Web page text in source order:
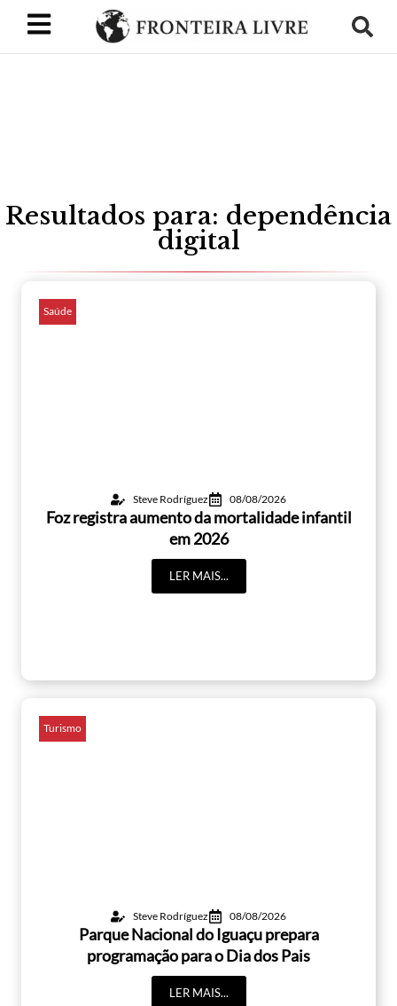
Resultados para: dependência
digital
Saúde
Steve Rodríguez 08/08/2026
Foz registra aumento da mortalidade infantil
em 2026
LER MAIS...
Turismo
Steve Rodríguez 08/08/2026
Parque Nacional do Iguaçu prepara
programação para o Dia dos Pais
LER MAIS...